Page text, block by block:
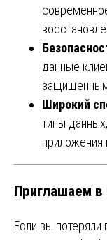
данные
Широкий
типы
приложения
Приглашаем
Если вы